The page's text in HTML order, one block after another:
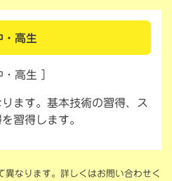
・高生
・高生 ］
ます。基本技術の習得、ス
習得します。
なります。詳しくはお問い合わせく